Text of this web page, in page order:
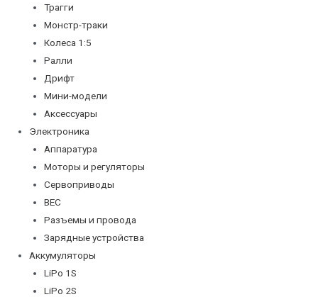
Трагги
Монстр-траки
Колеса 1:5
Ралли
Дрифт
Мини-модели
Аксессуары
Электроника
Аппаратура
Моторы и регуляторы
Сервоприводы
BEC
Разъемы и провода
Зарядные устройства
Аккумуляторы
LiPo 1S
LiPo 2S